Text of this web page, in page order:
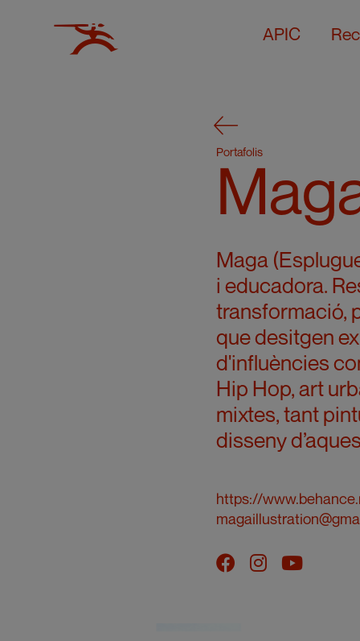
APIC
Portafolis
Maga
i educadora.
transformació,
que desitgen
d'influències
Hip Hop, art
mixtes, tant
disseny
https://